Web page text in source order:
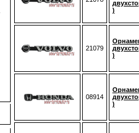
)
21079
)
08914
)